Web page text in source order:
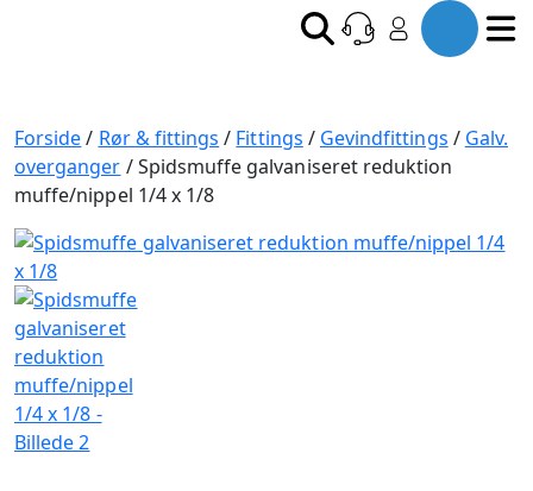
Forside/ Rør & fittings / Fittings / Gevindfittings / Galv.
overganger / Spidsmuffe galvaniseret reduktion
muffe/nippel 1/4 x 1/8